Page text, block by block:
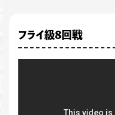
フライ級8回戦